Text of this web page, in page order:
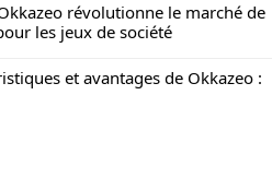
révolutionne le marché de
les jeux de société
et avantages de Okkazeo :